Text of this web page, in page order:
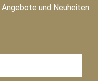
und Neuheiten